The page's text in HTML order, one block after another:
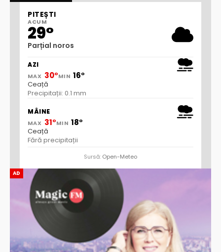
AD
PITEȘTI
ACUM
29°
Parțial noros
AZI
MAX 30°MIN 16°
Ceață
Precipitații: 0.1 mm
MÂINE
MAX 31°MIN 18°
Ceață
Fără precipitații
Sursă: Open-Meteo